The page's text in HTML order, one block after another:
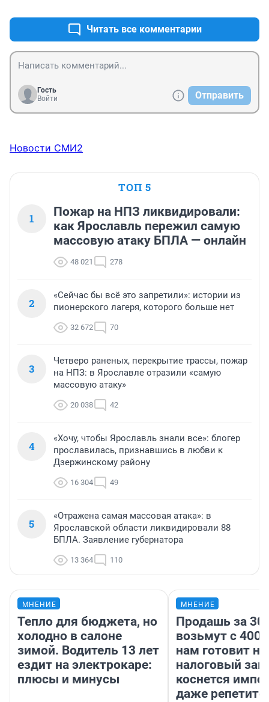
Читать все комментарии
Гость
Войти
Отправить
Новости СМИ2
ТОП 5
1
Пожар на НПЗ ликвидировали:
как Ярославль пережил самую
массовую атаку БПЛА — онлайн
48 021 278
2
«Сейчас бы всё это запретили»: истории из
пионерского лагеря, которого больше нет
32 672 70
3
Четверо раненых, перекрытие трассы, пожар
на НПЗ: в Ярославле отразили «самую
массовую атаку»
20 038 42
4
«Хочу, чтобы Ярославль знали все»: блогер
прославилась, признавшись в любви к
Дзержинскому району
16 304 49
5
«Отражена самая массовая атака»: в
Ярославской области ликвидировали 88
БПЛА. Заявление губернатора
13 364 110
МНЕНИЕ
Тепло для бюджета, но
холодно в салоне
зимой. Водитель 13 лет
ездит на электрокаре:
плюсы и минусы
МНЕНИЕ
Продашь за
возьмут с
нам готовит
налоговый
коснется
даже